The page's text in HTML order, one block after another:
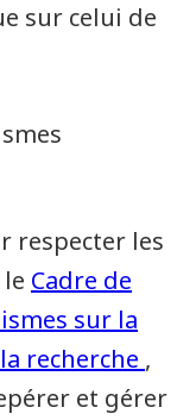
sur celui de
respecter les
Cadre de
sur la
recherche ,
et gérer